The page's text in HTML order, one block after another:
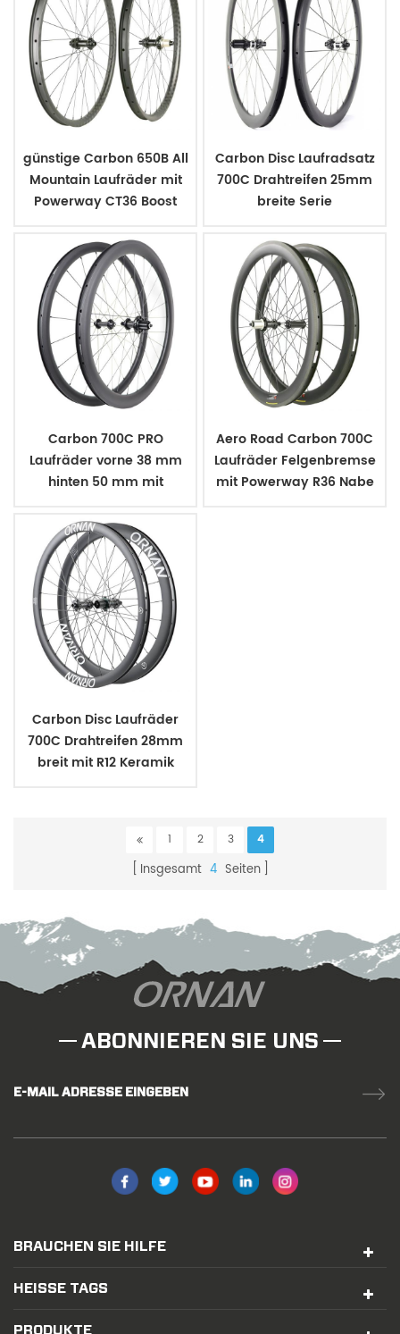
günstige Carbon 650B All
Mountain Laufräder mit
Powerway CT36 Boost
Carbon Disc Laufradsatz
700C Drahtreifen 25mm
breite Serie
Carbon 700C PRO
Laufräder vorne 38 mm
hinten 50 mm mit
Aero Road Carbon 700C
Laufräder Felgenbremse
mit Powerway R36 Nabe
Carbon Disc Laufräder
700C Drahtreifen 28mm
breit mit R12 Keramik
1 2 3 4
Insgesamt 4 Seiten
ABONNIEREN SIE UNS
E-MAIL ADRESSE EINGEBEN
BRAUCHEN SIE HILFE
HEISSE TAGS
PRODUKTE